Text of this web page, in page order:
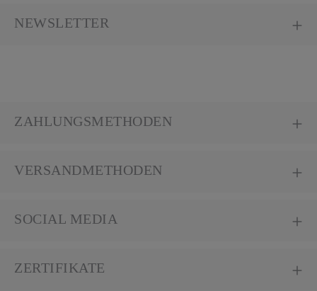
NEWSLETTER
ZAHLUNGSMETHODEN
VERSANDMETHODEN
SOCIAL MEDIA
ZERTIFIKATE